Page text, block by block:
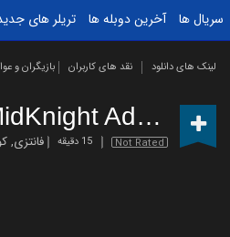
سریال ها
آخرین دوبله ها تریلر های
لینک های دانلود نقد های کاربران بازیگران و
MidKnight Adventure
Not Rated 15 دقیقه فانتزی,